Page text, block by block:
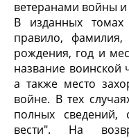
ветеранами войны и
В изданных
правило,
рождения, год и
название воинской
а также место
войне. В тех
полных сведений,
вести". На